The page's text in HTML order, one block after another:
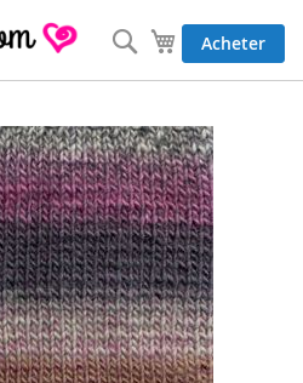
Mon panier
Acheter
Rechercher